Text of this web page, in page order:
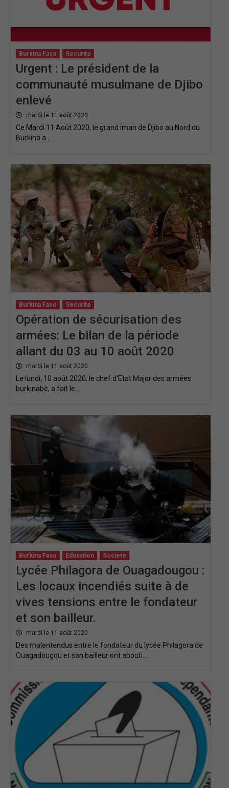
Burkina Faso Securite
Urgent : Le président de la
communauté musulmane de Djibo
enlevé
mardi le 11 août 2020
Ce Mardi 11 Août 2020, le grand iman de Djibo au Nord du
Burkina a…
Burkina Faso Securite
Opération de sécurisation des
armées: Le bilan de la période
allant du 03 au 10 août 2020
mardi le 11 août 2020
Le lundi, 10 août 2020, le chef d’Etat Major des armées
burkinabè, a fait le…
Burkina Faso Education Societe
Lycée Philagora de Ouagadougou :
Les locaux incendiés suite à de
vives tensions entre le fondateur
et son bailleur.
mardi le 11 août 2020
Des malentendus entre le fondateur du lycée Philagora de
Ouagadougou et son bailleur ont abouti…